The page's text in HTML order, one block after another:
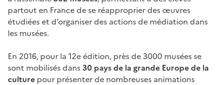
partout en France de se réapproprier des œuvres
étudiées et d’organiser des actions de médiation dans
les musées.
En 2016, pour la 12e édition, près de 3000 musées se
sont mobilisés dans30 pays de la grande Europe de la
culture pour présenter de nombreuses animations